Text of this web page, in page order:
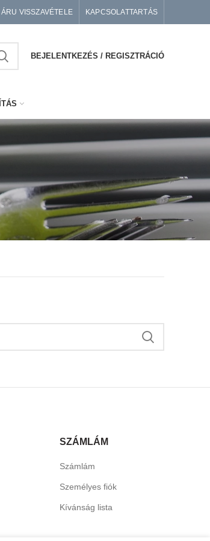
ÁRU VISSZAVÉTELE KAPCSOLATTARTÁS
BEJELENTKEZÉS / REGISZTRÁCIÓ
SZÁMLÁM
Számlám
Személyes fiók
Kívánság lista